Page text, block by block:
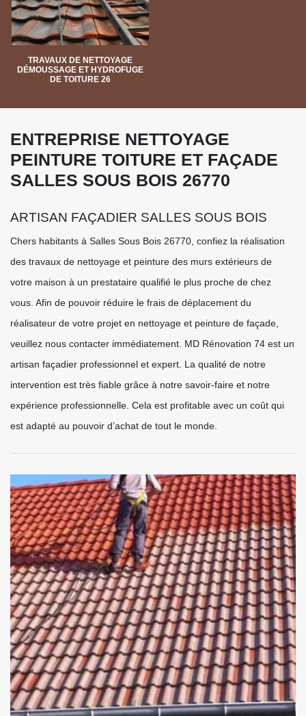
TRAVAUX DE NETTOYAGE
DÉMOUSSAGE ET HYDROFUGE
DE TOITURE 26
ENTREPRISE NETTOYAGE
PEINTURE TOITURE ET FAÇADE
SALLES SOUS BOIS 26770
ARTISAN FAÇADIER SALLES SOUS BOIS
Chers habitants à Salles Sous Bois 26770, confiez la réalisation
des travaux de nettoyage et peinture des murs extérieurs de
votre maison à un prestataire qualifié le plus proche de chez
vous. Afin de pouvoir réduire le frais de déplacement du
réalisateur de votre projet en nettoyage et peinture de façade,
veuillez nous contacter immédiatement. MD Rénovation 74 est un
artisan façadier professionnel et expert. La qualité de notre
intervention est très fiable grâce à notre savoir-faire et notre
expérience professionnelle. Cela est profitable avec un coût qui
est adapté au pouvoir d’achat de tout le monde.